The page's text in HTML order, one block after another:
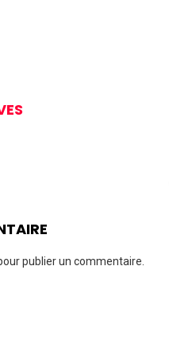
publier un commentaire.